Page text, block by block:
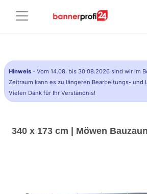
Hinweis - Vom 14.08. bis 30.08.2026 sind wir im
Zeitraum kann es zu längeren Bearbeitungs- und
Vielen Dank für Ihr Verständnis!
340 x 173 cm | Möwen